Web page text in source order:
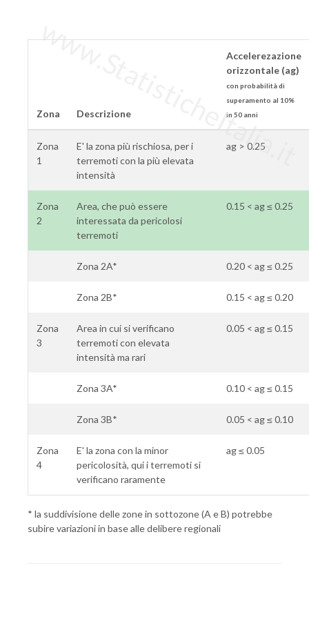
Zona Descrizione
Accelerezazione
orizzontale (ag)
con probabilità di
superamento al 10%
in 50 anni
Zona
1
E' la zona più rischiosa, per i
terremoti con la più elevata
intensità
ag > 0.25
Zona
2
Area, che può essere
interessata da pericolosi
terremoti
0.15 < ag ≤ 0.25
Zona 2A* 0.20 < ag ≤ 0.25
Zona 2B* 0.15 < ag ≤ 0.20
Zona
3
Area in cui si verificano
terremoti con elevata
intensità ma rari
0.05 < ag ≤ 0.15
Zona 3A* 0.10 < ag ≤ 0.15
Zona 3B* 0.05 < ag ≤ 0.10
Zona
4
E' la zona con la minor
pericolosità, qui i terremoti si
verificano raramente
ag ≤ 0.05
www.StatisticheItalia.it
* la suddivisione delle zone in sottozone (A e B) potrebbe
subire variazioni in base alle delibere regionali